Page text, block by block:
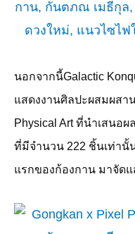
นอกจากนี้Galactic
แสดงงานศิลปะผสมผสา
Physical Artที่นำเสนอผ
ที่มีจำนวน 222 ชิ้นเท่านั้
แรกของก้องกาน มาจัด